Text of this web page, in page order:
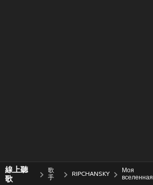
線上聽
歌
歌
手
RIPCHANSKY
Моя
вселенная